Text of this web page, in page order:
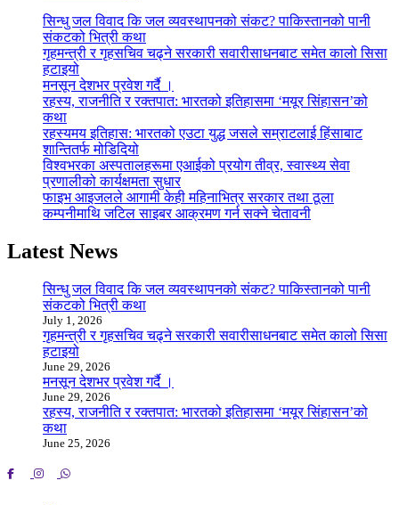
सिन्धु जल विवाद कि जल व्यवस्थापनको संकट? पाकिस्तानको पानी
संकटको भित्री कथा
गृहमन्त्री र गृहसचिव चढ्ने सरकारी सवारीसाधनबाट समेत कालो सिसा
हटाइयो
मनसून देशभर प्रवेश गर्दै ।
रहस्य, राजनीति र रक्तपात: भारतको इतिहासमा ‘मयूर सिंहासन’को
कथा
रहस्यमय इतिहास: भारतको एउटा युद्ध जसले सम्राटलाई हिंसाबाट
शान्तितर्फ मोडिदियो
विश्वभरका अस्पतालहरूमा एआईको प्रयोग तीव्र, स्वास्थ्य सेवा
प्रणालीको कार्यक्षमता सुधार
फाइभ आइजलले आगामी केही महिनाभित्र सरकार तथा ठूला
कम्पनीमाथि जटिल साइबर आक्रमण गर्न सक्ने चेतावनी
Latest News
सिन्धु जल विवाद कि जल व्यवस्थापनको संकट? पाकिस्तानको पानी
संकटको भित्री कथा
July 1, 2026
गृहमन्त्री र गृहसचिव चढ्ने सरकारी सवारीसाधनबाट समेत कालो सिसा
हटाइयो
June 29, 2026
मनसून देशभर प्रवेश गर्दै ।
June 29, 2026
रहस्य, राजनीति र रक्तपात: भारतको इतिहासमा ‘मयूर सिंहासन’को
कथा
June 25, 2026